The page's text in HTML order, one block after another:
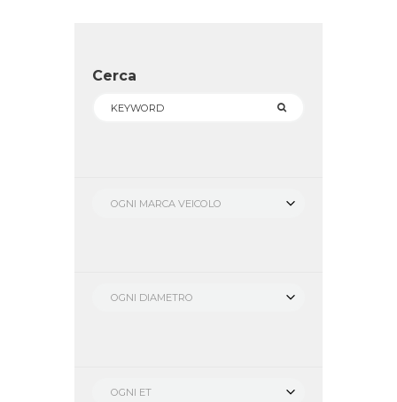
Cerca
OGNI MARCA VEICOLO
OGNI DIAMETRO
OGNI ET